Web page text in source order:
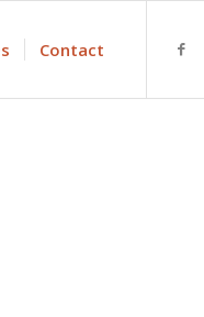
Contact